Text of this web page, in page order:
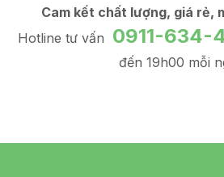
Cam kết chất lượng, giá rẻ,
Hotline tư vấn 0911-634-
đến 19h00 mỗi